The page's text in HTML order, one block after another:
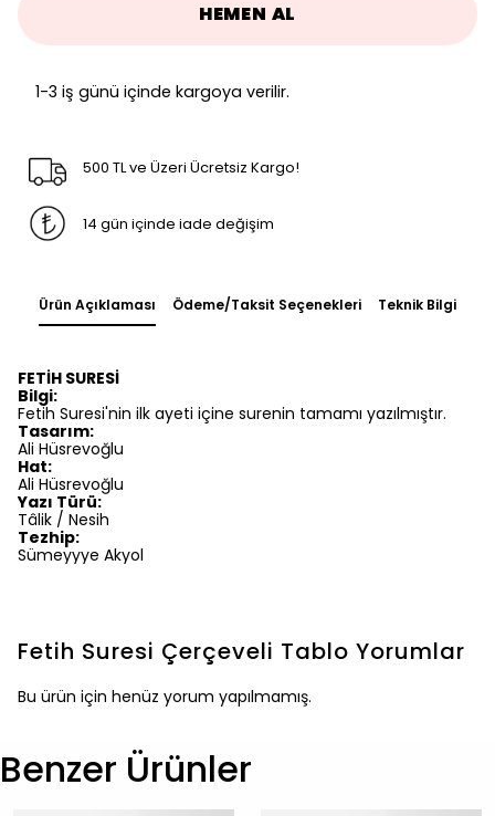
HEMEN AL
1-3 iş günü içinde kargoya verilir.
500 TL ve Üzeri Ücretsiz Kargo!
14 gün içinde iade değişim
Ürün Açıklaması Ödeme/Taksit Seçenekleri Teknik Bilgi
FETİH SURESİ
Bilgi:
Fetih Suresi'nin ilk ayeti içine surenin tamamı yazılmıştır.
Tasarım:
Ali Hüsrevoğlu
Hat:
Ali Hüsrevoğlu
Yazı Türü:
Tâlik / Nesih
Tezhip:
Sümeyyye Akyol
Fetih Suresi Çerçeveli Tablo Yorumlar
Bu ürün için henüz yorum yapılmamış.
Benzer Ürünler